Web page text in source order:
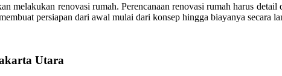
melakukan renovasi rumah. Perencanaan renovasi rumah harus
persiapan dari awal mulai dari konsep hingga biayanya secara
Utara